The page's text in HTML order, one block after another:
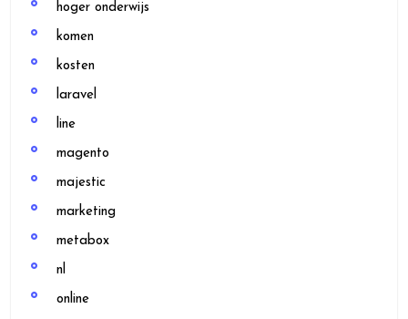
hoger onderwijs
komen
kosten
laravel
line
magento
majestic
marketing
metabox
nl
online